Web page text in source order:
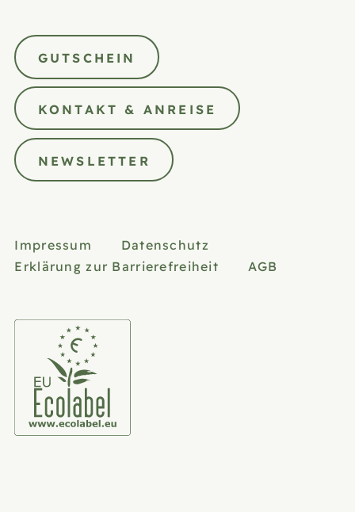
GUTSCHEIN
KONTAKT & ANREISE
NEWSLETTER
Impressum
Datenschutz
Erklärung zur Barrierefreiheit
AGB